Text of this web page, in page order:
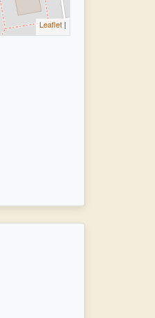
Leaflet |